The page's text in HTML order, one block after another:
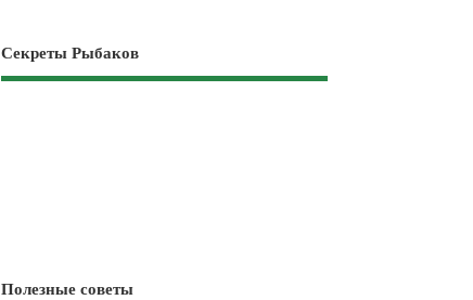
Секреты Рыбаков
Полезные советы